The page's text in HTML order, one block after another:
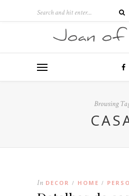
Browsing
In DECOR / HOME /